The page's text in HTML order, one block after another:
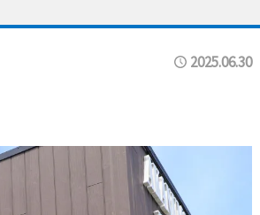
2025.06.30